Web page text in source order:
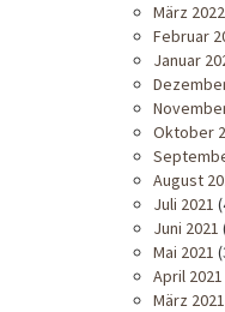
März 2022
Februar
Januar
Oktober
August
Juli 2021
Juni 2021
Mai 2021
April 2021
März 2021